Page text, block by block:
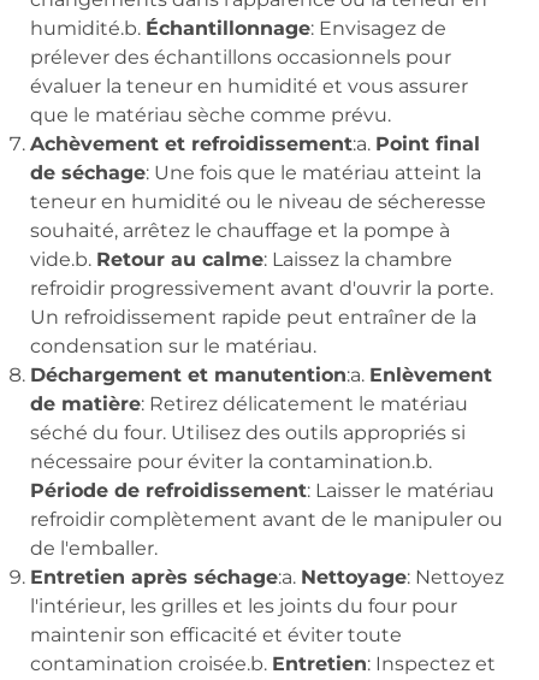
humidité.b. Échantillonnage: Envisagez de
prélever des échantillons occasionnels pour
évaluer la teneur en humidité et vous assurer
que le matériau sèche comme prévu.
Achèvement et refroidissement:a. Point final
de séchage: Une fois que le matériau atteint la
teneur en humidité ou le niveau de sécheresse
souhaité, arrêtez le chauffage et la pompe à
vide.b. Retour au calme: Laissez la chambre
refroidir progressivement avant d'ouvrir la porte.
Un refroidissement rapide peut entraîner de la
condensation sur le matériau.
Déchargement et manutention:a. Enlèvement
de matière: Retirez délicatement le matériau
séché du four. Utilisez des outils appropriés si
nécessaire pour éviter la contamination.b.
Période de refroidissement: Laisser le matériau
refroidir complètement avant de le manipuler ou
de l'emballer.
Entretien après séchage:a. Nettoyage: Nettoyez
l'intérieur, les grilles et les joints du four pour
maintenir son efficacité et éviter toute
contamination croisée.b. Entretien: Inspectez et